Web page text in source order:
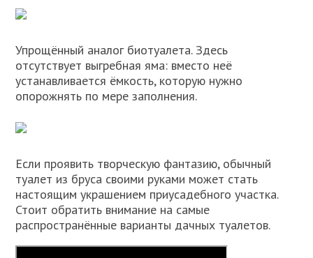
Упрощённый аналог биотуалета. Здесь
отсутствует выгребная яма: вместо неё
устанавливается ёмкость, которую нужно
опорожнять по мере заполнения.
Если проявить творческую фантазию, обычный
туалет из бруса своими руками может стать
настоящим украшением приусадебного участка.
Стоит обратить внимание на самые
распространённые варианты дачных туалетов.